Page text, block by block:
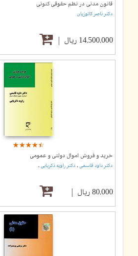
قانون مدنی در نظم حقوقی کنونی
دکتر ناصر کاتوزیان
14,500,000 ریال
☆☆☆☆☆
★★★★★
خرید و فروش اموال دولتی و عمومی
دکتر داود قاسمی , دکتر راویه ذکریایی ,
80,000 ریال